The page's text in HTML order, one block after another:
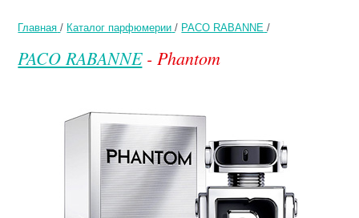
Главная / Каталог парфюмерии / PACO RABANNE /
PACO RABANNE- Phantom